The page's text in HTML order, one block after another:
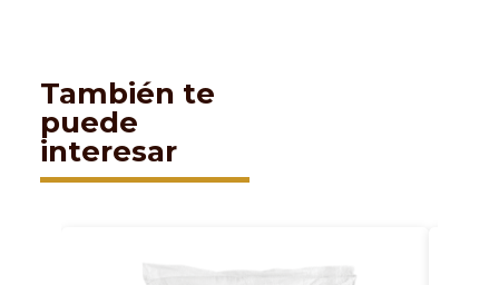
También te
puede
interesar